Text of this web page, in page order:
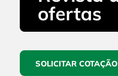
SOLICITAR COTAÇÃO